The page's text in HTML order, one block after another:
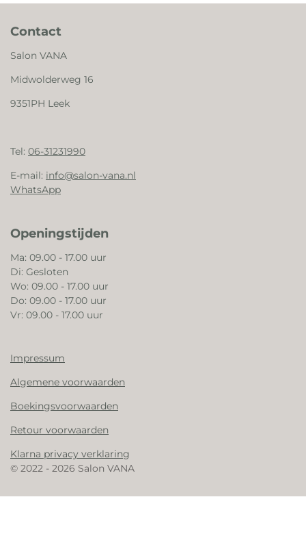
Contact
Salon VANA
Midwolderweg 16
9351PH Leek
Tel: 06-31231990
E-mail: info@salon-vana.nl
WhatsApp
Openingstijden
Ma: 09.00 - 17.00 uur
Di: Gesloten
Wo: 09.00 - 17.00 uur
Do: 09.00 - 17.00 uur
Vr: 09.00 - 17.00 uur
Impressum
Algemene voorwaarden
Boekingsvoorwaarden
Retour voorwaarden
Klarna privacy verklaring
© 2022 - 2026 Salon VANA